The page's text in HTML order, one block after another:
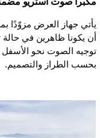
يأتي جهاز العرض مزوّدًا
أن يكونا ظاهرين في
توجيه الصوت نحو الأسفل
بحسب الطراز والتصميم.